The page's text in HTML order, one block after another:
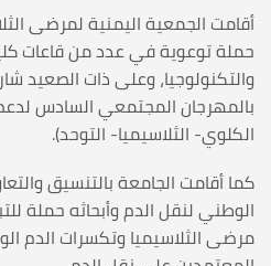
أقامت الجمعية اليمنية لمرضى
حملة توعوية في عدد من قاعات
والتكنولوجيا، وعلى ذات الصعيد
بالمهرجان المجتمعي السادس
الكلوي- الثلاسيميا- التوحد).
كما أقامت الجامعة بالتنسيق
الوطني لنقل الدم وأبحاثه حملة
مرضى الثلاسيميا وتكسرات الدم